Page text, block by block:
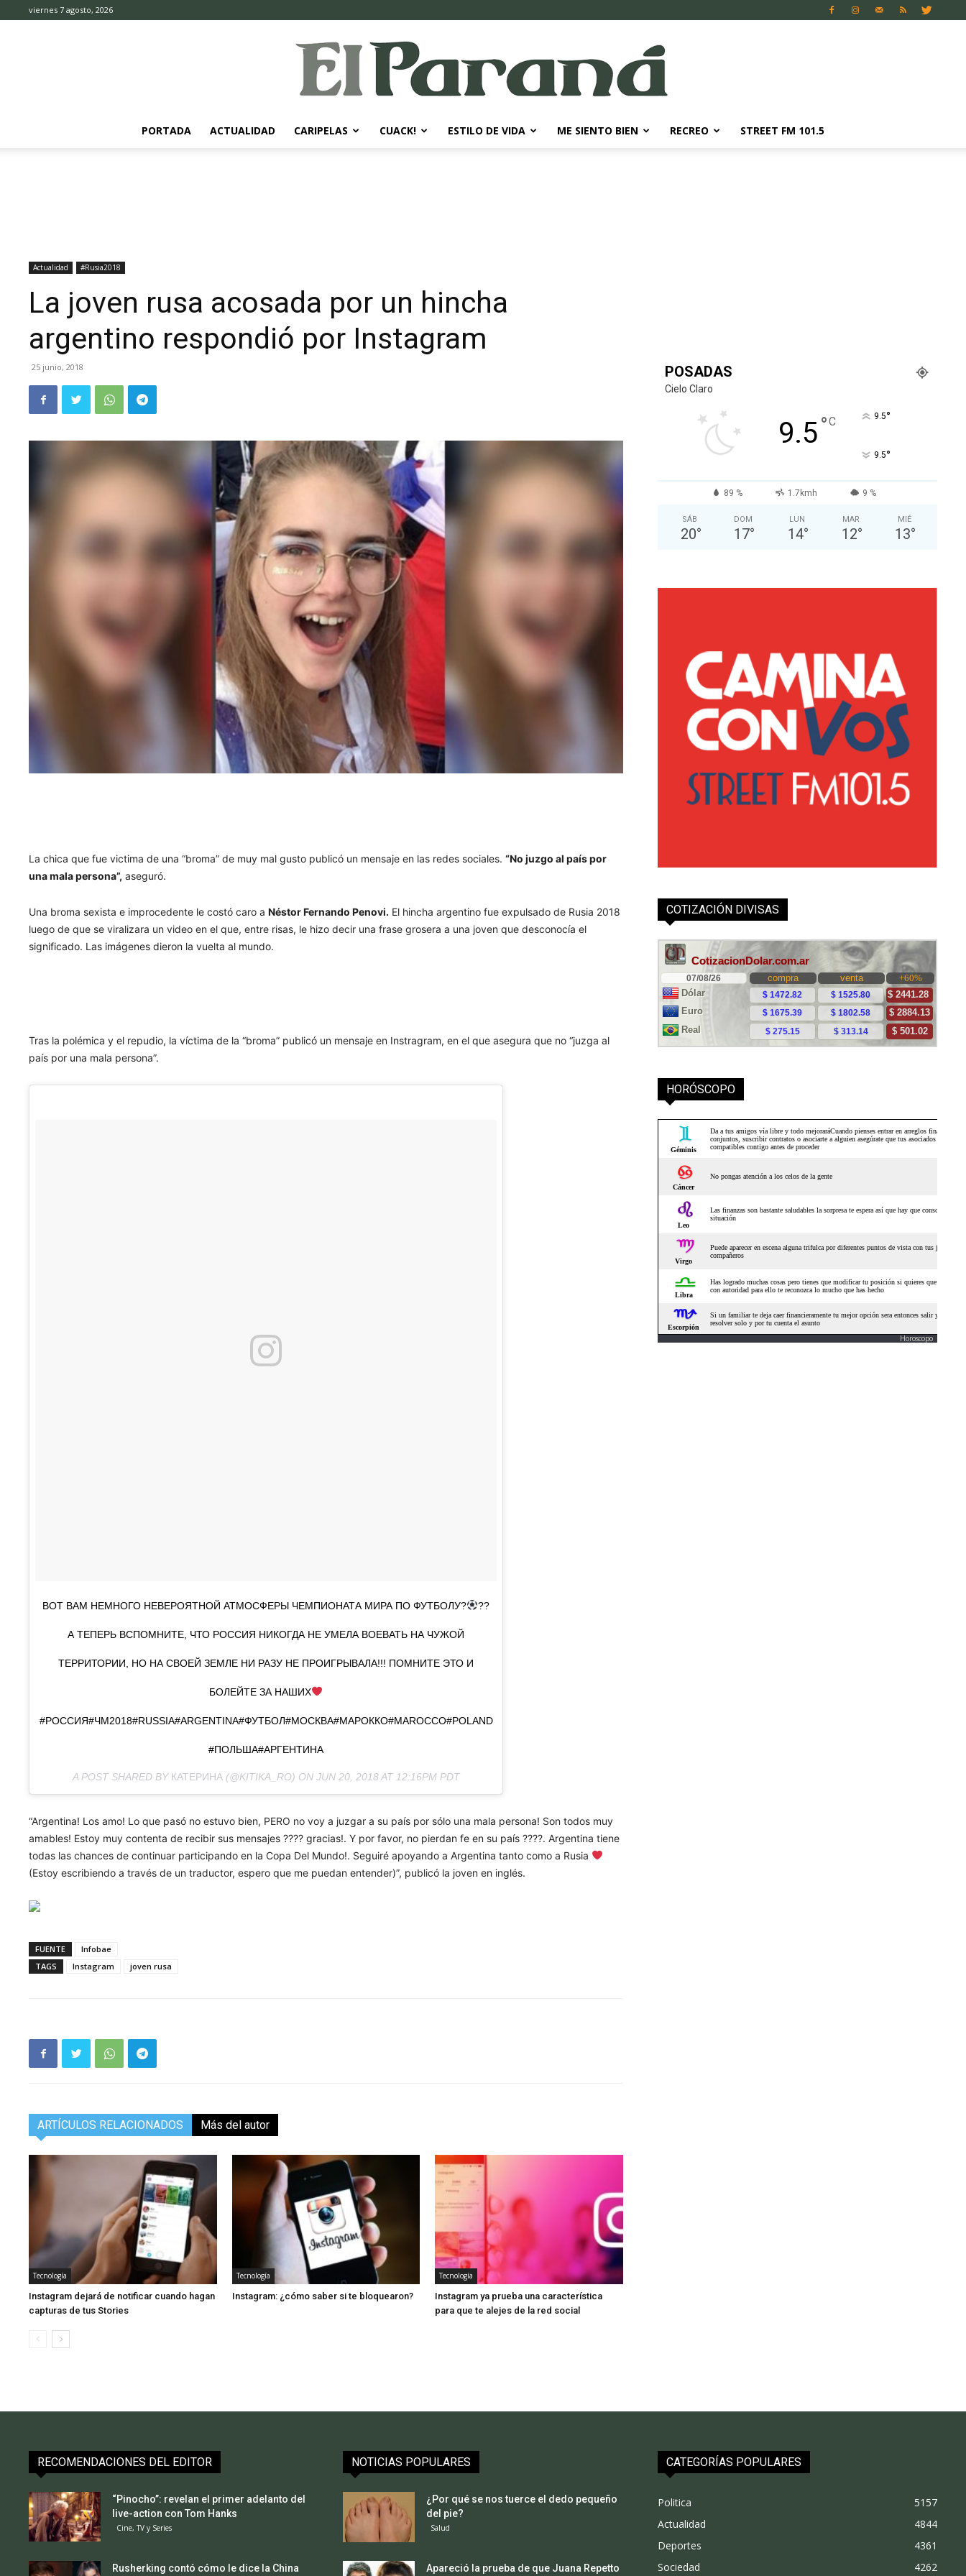
viernes 7 agosto, 2026
Diario
PORTADA ACTUALIDAD CARIPELAS CUACK! ESTILO DE VIDA ME SIENTO BIEN RECREO STREET FM 101.5
Actualidad #Rusia2018
La joven rusa acosada por un hincha
argentino respondió por Instagram
25 junio, 2018
La chica que fue victima de una “broma” de muy mal gusto publicó un mensaje en las redes sociales.“No juzgo al país por
una mala persona”, aseguró.
Una broma sexista e improcedente le costó caro aNéstor Fernando Penovi. El hincha argentino fue expulsado de Rusia 2018
luego de que se viralizara un video en el que, entre risas, le hizo decir una frase grosera a una joven que desconocía el
significado. Las imágenes dieron la vuelta al mundo.
Tras la polémica y el repudio, la víctima de la “broma” publicó un mensaje en Instragram, en el que asegura que no “juzga al
país por una mala persona”.
ВОТ ВАМ НЕМНОГО НЕВЕРОЯТНОЙ АТМОСФЕРЫ ЧЕМПИОНАТА МИРА ПО ФУТБОЛУ? ??
А ТЕПЕРЬ ВСПОМНИТЕ, ЧТО РОССИЯ НИКОГДА НЕ УМЕЛА ВОЕВАТЬ НА ЧУЖОЙ
ТЕРРИТОРИИ, НО НА СВОЕЙ ЗЕМЛЕ НИ РАЗУ НЕ ПРОИГРЫВАЛА!!! ПОМНИТЕ ЭТО И
БОЛЕЙТЕ ЗА НАШИХ
#РОССИЯ#ЧМ2018#RUSSIA#ARGENTINA#ФУТБОЛ#МОСКВА#МАРОККО#MAROCCO#POLAND
#ПОЛЬША#АРГЕНТИНА
A POST SHARED BY КАТЕРИНА(@KITIKA_RO) ON JUN 20, 2018 AT 12:16PM PDT
“Argentina! Los amo! Lo que pasó no estuvo bien, PERO no voy a juzgar a su país por sólo una mala persona! Son todos muy
amables! Estoy muy contenta de recibir sus mensajes ???? gracias!. Y por favor, no pierdan fe en su país ????. Argentina tiene
todas las chances de continuar participando en la Copa Del Mundo!. Seguiré apoyando a Argentina tanto como a Rusia
(Estoy escribiendo a través de un traductor, espero que me puedan entender)”, publicó la joven en inglés.
FUENTE
Infobae
TAGS
Instagram joven rusa
ARTÍCULOS RELACIONADOS Más del autor
Tecnología
Instagram dejará de notificar cuando hagan
capturas de tus Stories
Tecnología
Instagram: ¿cómo saber si te bloquearon?
Tecnología
Instagram ya prueba una característica
para que te alejes de la red social
POSADAS
Cielo Claro
9.5°C 9.5°
9.5°
89 % 1.7kmh 9 %
SÁB
20°
DOM
17°
LUN
14°
MAR
12°
MIÉ
13°
COTIZACIÓN DIVISAS
HORÓSCOPO
Horoscopo
RECOMENDACIONES DEL EDITOR
“Pinocho”: revelan el primer adelanto del
live-action con Tom Hanks
Cine, TV y Series
Rusherking contó cómo le dice la China
NOTICIAS POPULARES
¿Por qué se nos tuerce el dedo pequeño
del pie?
Salud
Apareció la prueba de que Juana Repetto
CATEGORÍAS POPULARES
Politica
5157
Actualidad
4844
Deportes
4361
Sociedad
4262